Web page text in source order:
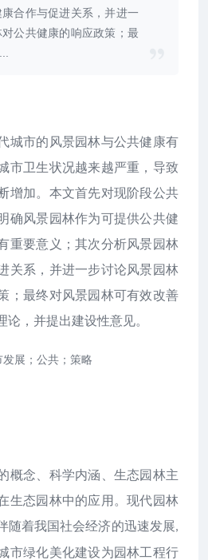
合作与促进关系，并进一
公共健康的响应政策；最
城市的风景园林与公共健康有
市卫生状况越来越严重，导致
增加。本文首先对现阶段公共
确风景园林作为可提供公共健
重要意义；其次分析风景园林
关系，并进一步讨论风景园林
；最终对风景园林可有效改善
，并提出建设性意见。
展；公共；策略
概念、科学内涵、生态园林主
生态园林中的应用。现代园林
随着我国社会经济的迅速发展,
市绿化美化建设为园林工程行